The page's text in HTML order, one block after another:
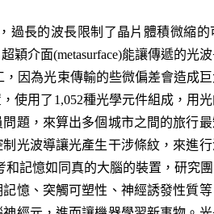
長的波長限制了晶片體積微縮的
介面(metasurface)能讓傳遞的光
因為光束傳輸的些微偏差會造成
使用了1,052種光學元件組成，用
題，來算出多個城市之間的旅行
光波導讓光產生干涉條紋，來進
記憶如同真的大腦的裝置，研究
憶、突觸可塑性、神經誘發性質